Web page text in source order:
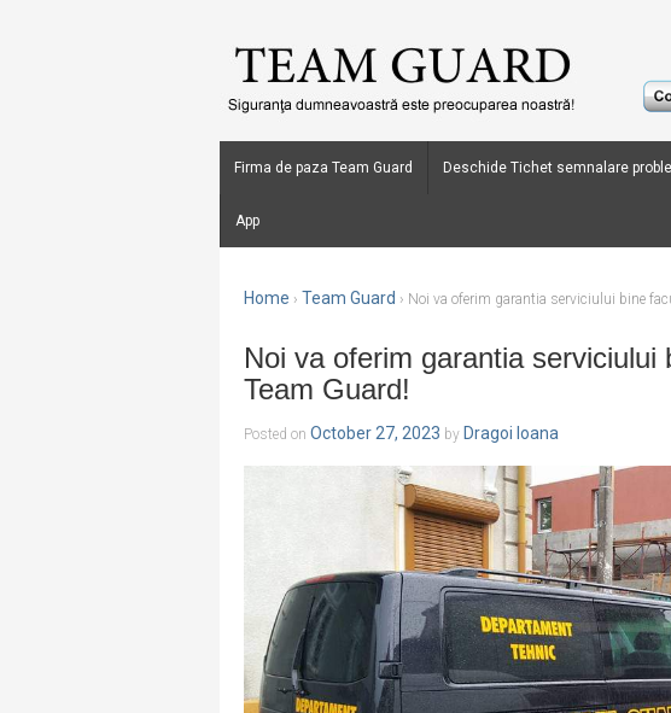
Firma de paza Team Guard Deschide Tichet semnalare
App
Home › Team Guard › Noi va oferim garantia serviciului bine
Noi va oferim garantia
Team Guard!
Posted on October 27, 2023 by Dragoi Ioana